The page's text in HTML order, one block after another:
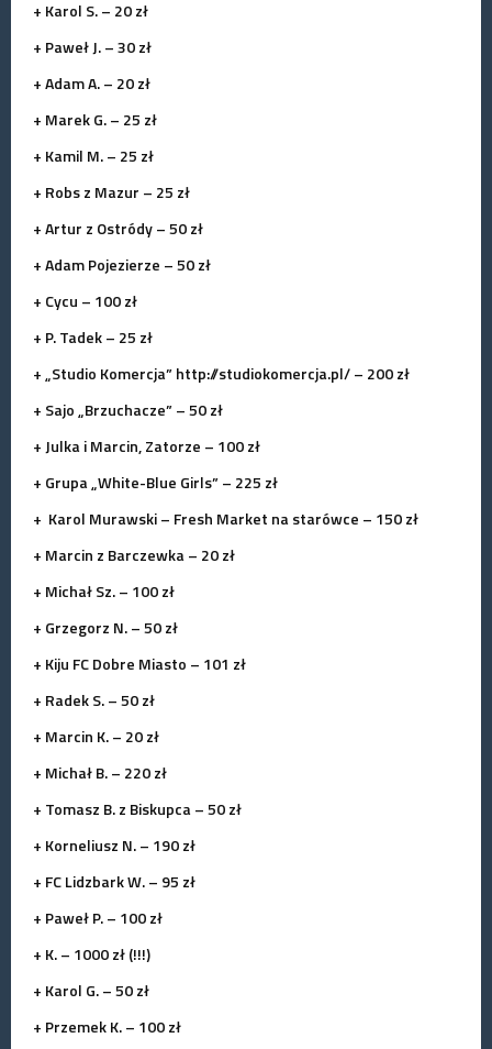
+ Karol S. – 20 zł
+ Paweł J. – 30 zł
+ Adam A. – 20 zł
+ Marek G. – 25 zł
+ Kamil M. – 25 zł
+ Robs z Mazur – 25 zł
+ Artur z Ostródy – 50 zł
+ Adam Pojezierze – 50 zł
+ Cycu – 100 zł
+ P. Tadek – 25 zł
+ „Studio Komercja” http://studiokomercja.pl/ – 200 zł
+ Sajo „Brzuchacze” – 50 zł
+ Julka i Marcin, Zatorze – 100 zł
+ Grupa „White-Blue Girls” – 225 zł
+ Karol Murawski – Fresh Market na starówce – 150 zł
+ Marcin z Barczewka – 20 zł
+ Michał Sz. – 100 zł
+ Grzegorz N. – 50 zł
+ Kiju FC Dobre Miasto – 101 zł
+ Radek S. – 50 zł
+ Marcin K. – 20 zł
+ Michał B. – 220 zł
+ Tomasz B. z Biskupca – 50 zł
+ Korneliusz N. – 190 zł
+ FC Lidzbark W. – 95 zł
+ Paweł P. – 100 zł
+ K. – 1000 zł (!!!)
+ Karol G. – 50 zł
+ Przemek K. – 100 zł